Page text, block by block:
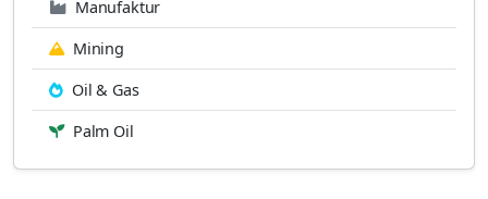
Manufaktur
Mining
Oil & Gas
Palm Oil